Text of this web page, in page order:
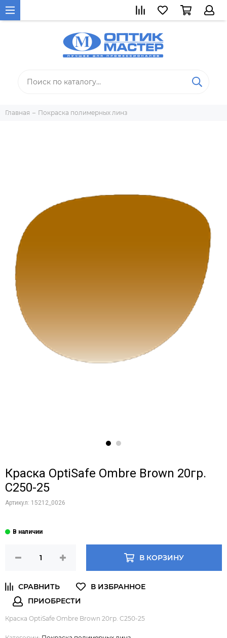
Главная Покраска полимерных линз
Краска OptiSafe Ombre Brown 20гр.
C250-25
Артикул: 15212_0026
В КОРЗИНУ
Краска OptiSafe Ombre Brown 20гр. C250-25